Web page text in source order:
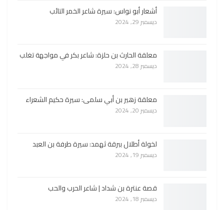
أشعار أبو نواس: سيرة شاعر الخمر التائب
ديسمبر 29, 2024
معلقة الحارث بن حلزة: شاعر بكر في مواجهة تغلب
ديسمبر 28, 2024
معلقة زهير بن أبي سلمى: سيرة حكيم الشعراء
ديسمبر 20, 2024
لخولة أطلال ببرقة ثهمد: سيرة طرفة بن العبد
ديسمبر 19, 2024
قصة عنترة بن شداد | شاعر الحرب والحب
ديسمبر 18, 2024